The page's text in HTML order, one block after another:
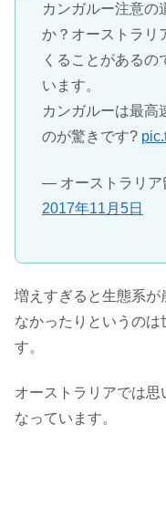
カンガルー注意の
か？オーストラリ
くることがあるの
います。
カンガルーは最高
のが驚きです?
— オーストラリア
2017年11月5日
増えすぎると生態系
なかったりというの
す。
オーストラリアでは
なっています。